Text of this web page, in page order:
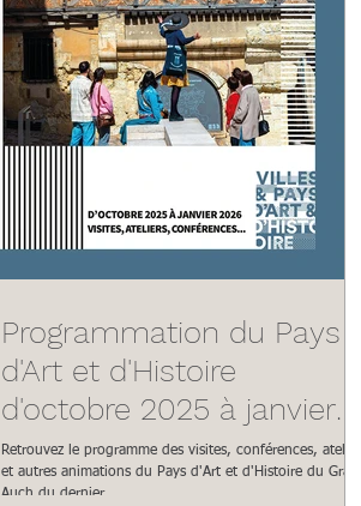
Programmation du Pays
d'Art et d'Histoire
d'octobre 2025 à janvier
2026
Retrouvez le programme des visites, conférences, ateliers
et autres animations du Pays d'Art et d'Histoire du Grand
Auch du dernier...